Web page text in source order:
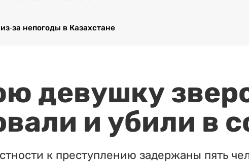
за непогоды в Казахстане
девушку
и убили в
к преступлению задержаны пять